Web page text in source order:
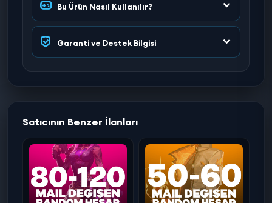
Bu Ürün Nasıl Kullanılır?
Garanti ve Destek Bilgisi
Satıcının Benzer İlanları